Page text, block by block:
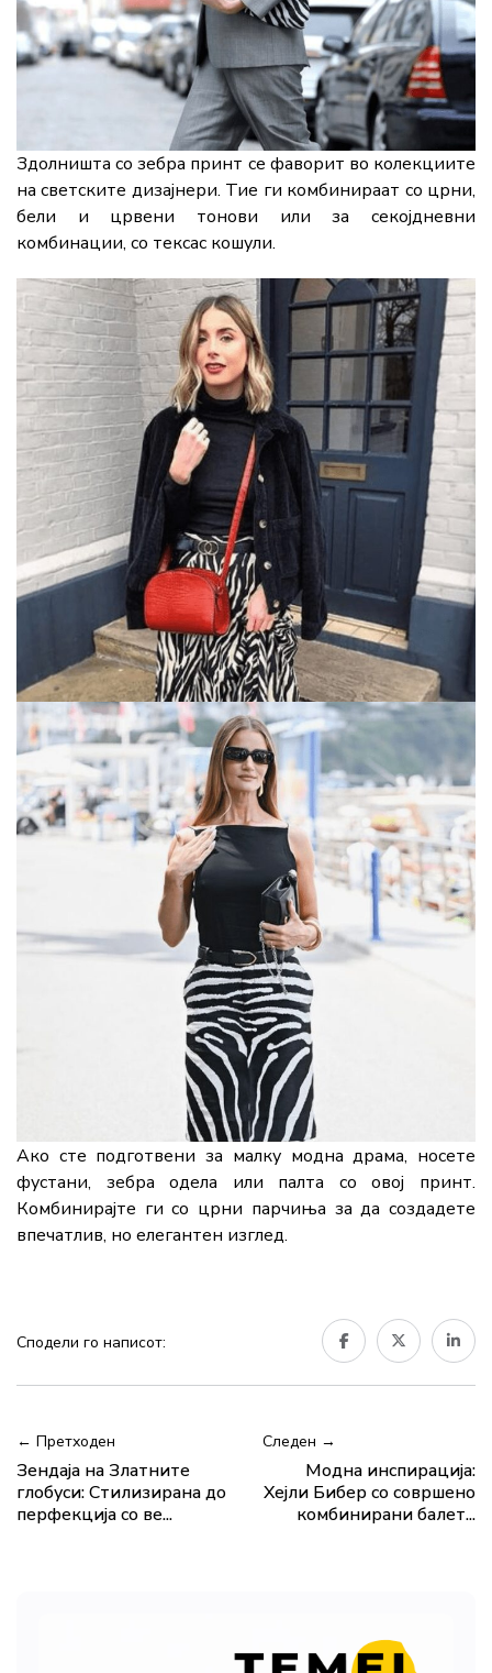
Здолништа со зебра принт се фаворит во колекциите
на светските дизајнери. Тие ги комбинираат со црни,
бели и црвени тонови или за секојдневни
комбинации, со тексас кошули.
Ако сте подготвени за малку модна драма, носете
фустани, зебра одела или палта со овој принт.
Комбинирајте ги со црни парчиња за да создадете
впечатлив, но елегантен изглед.
Сподели го написот:
← Претходен
Зендаја на Златните
глобуси: Стилизирана до
перфекција со ве...
Следен →
Модна инспирација:
Хејли Бибер со совршено
комбинирани балет...